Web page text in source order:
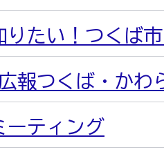
りたい！つくば
報つくば・かわ
ーティング